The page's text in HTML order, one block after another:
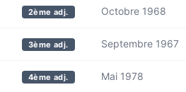
2ème adj. Octobre 1968
3ème adj. Septembre 1967
4ème adj. Mai 1978